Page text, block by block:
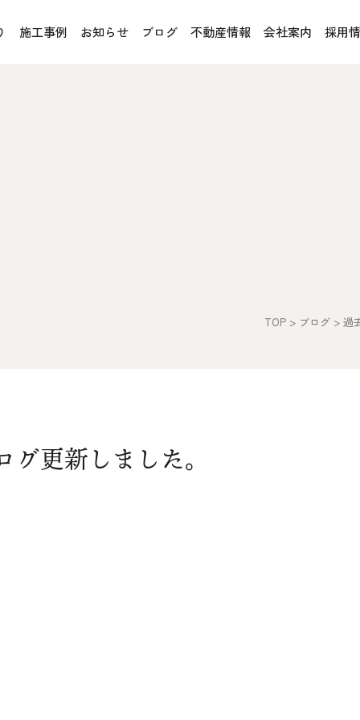
プライバシーポリシー
施工事例 お知らせ ブログ 不動産情報 会社案内 採用
TOP > ブログ > 過
更新しました。